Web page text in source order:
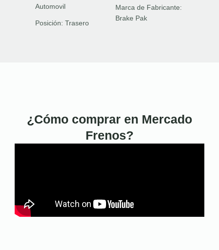
Automovil
Posición: Trasero
Marca de Fabricante:
Brake Pak
¿Cómo comprar en Mercado
Frenos?